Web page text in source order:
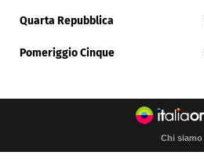
Quarta Repubblica
Pomeriggio Cinque
Chi siamo